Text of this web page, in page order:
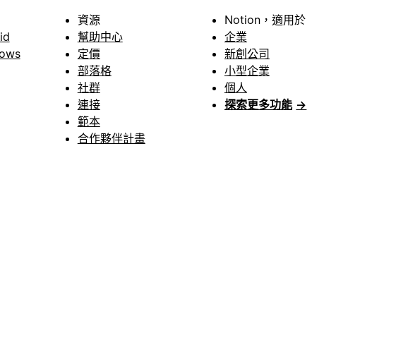
資源
幫助中心
定價
部落格
社群
連接
範本
合作夥伴計畫
Notion，適用於
企業
新創公司
小型企業
個人
探索更多功能 →